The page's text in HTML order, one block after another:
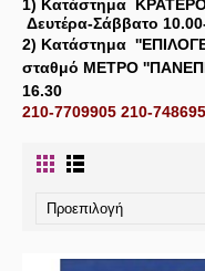
1) Κατάστημα
Δευτέρα-Σάββατο
2) Κατάστημα
σταθμό ΜΕΤΡΟ
16.30
210-7709905 210-